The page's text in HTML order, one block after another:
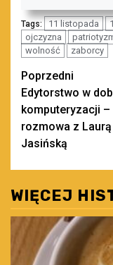
Tags: 11 listopada
ojczyzna
wolność
zaborcy
Zobacz
wpisy
Poprzedni
Edytorstwo w
komputeryzacji –
rozmowa z Laurą
Jasińską
WIĘCEJ